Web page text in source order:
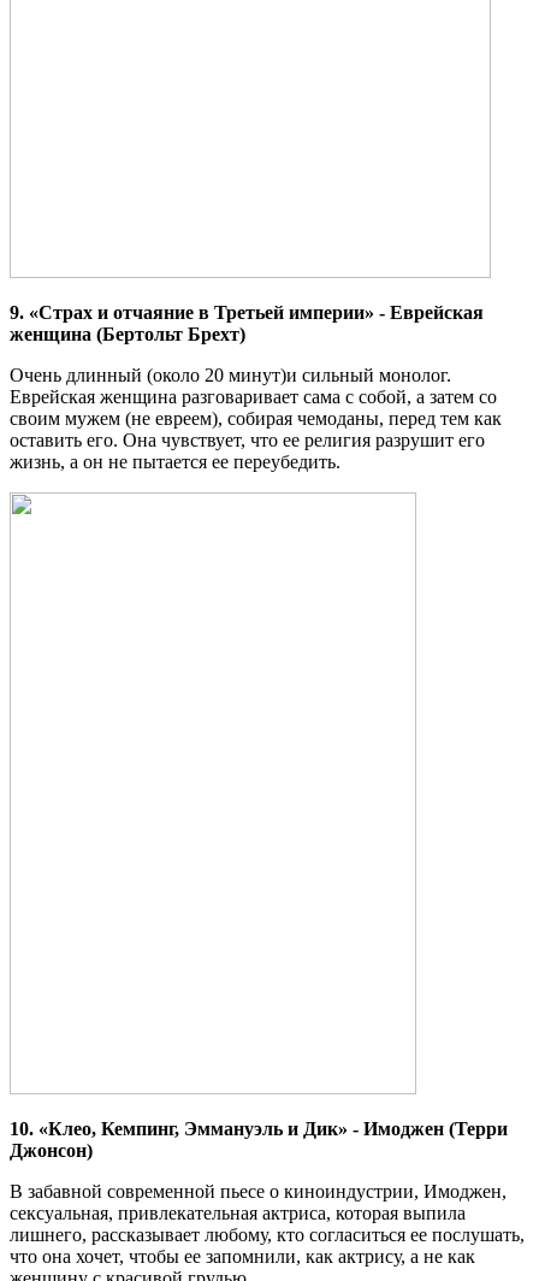
9. «Страх и отчаяние в Третьей империи» - Еврейская
женщина (Бертольт Брехт)
Очень длинный (около 20 минут)и сильный монолог.
Еврейская женщина разговаривает сама с собой, а затем со
своим мужем (не евреем), собирая чемоданы, перед тем как
оставить его. Она чувствует, что ее религия разрушит его
жизнь, а он не пытается ее переубедить.
10. «Клео, Кемпинг, Эммануэль и Дик» - Имоджен (Терри
Джонсон)
В забавной современной пьесе о киноиндустрии, Имоджен,
сексуальная, привлекательная актриса, которая выпила
лишнего, рассказывает любому, кто согласиться ее послушать,
что она хочет, чтобы ее запомнили, как актрису, а не как